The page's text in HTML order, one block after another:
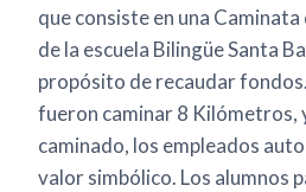
que consiste en una
de la escuela Bilingüe Santa
propósito de recaudar
fueron caminar 8 Kilómetros,
caminado, los empleados
valor simbólico. Los alumnos